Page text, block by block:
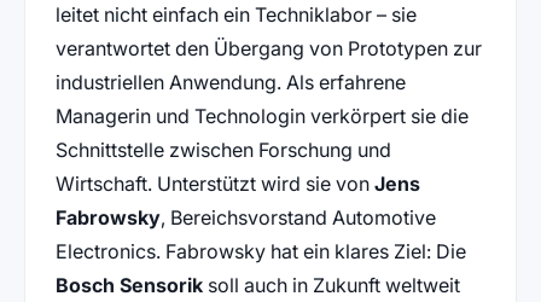
leitet nicht einfach ein Techniklabor – sie
verantwortet den Übergang von Prototypen zur
industriellen Anwendung. Als erfahrene
Managerin und Technologin verkörpert sie die
Schnittstelle zwischen Forschung und
Wirtschaft. Unterstützt wird sie von Jens
Fabrowsky, Bereichsvorstand Automotive
Electronics. Fabrowsky hat ein klares Ziel: Die
Bosch Sensoriksoll auch in Zukunft weltweit